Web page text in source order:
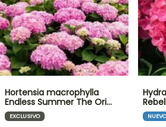
Hortensia macrophylla
Endless Summer The Ori…
EXCLUSIVO NUEVO